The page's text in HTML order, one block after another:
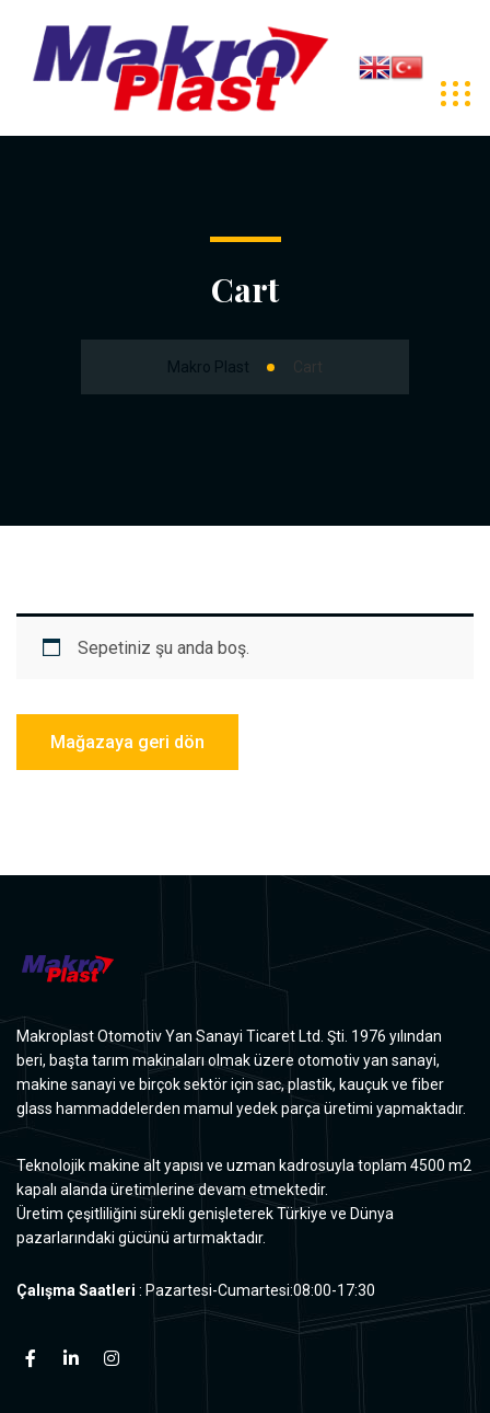
Cart
Makro Plast Cart
Sepetiniz şu anda boş.
Mağazaya geri dön
Makroplast Otomotiv Yan Sanayi Ticaret Ltd. Şti. 1976 yılından
beri, başta tarım makinaları olmak üzere otomotiv yan sanayi,
makine sanayi ve birçok sektör için sac, plastik, kauçuk ve fiber
glass hammaddelerden mamul yedek parça üretimi yapmaktadır.
Teknolojik makine alt yapısı ve uzman kadrosuyla toplam 4500 m2
kapalı alanda üretimlerine devam etmektedir.
Üretim çeşitliliğini sürekli genişleterek Türkiye ve Dünya
pazarlarındaki gücünü artırmaktadır.
Çalışma Saatleri : Pazartesi-Cumartesi:08:00-17:30